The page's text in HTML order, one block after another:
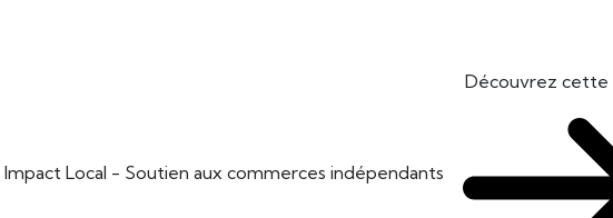
Impact Local - Soutien aux commerces indépendants
Découvrez cette